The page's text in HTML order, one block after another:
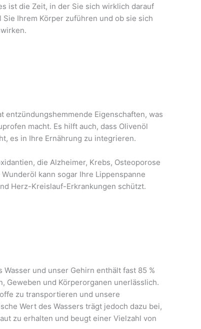
ist die Zeit, in der Sie sich wirklich darauf
Ihrem Körper zuführen und ob sie sich
entzündungshemmende Eigenschaften, was
macht. Es hilft auch, dass Olivenöl
es in Ihre Ernährung zu integrieren.
die Alzheimer, Krebs, Osteoporose
kann sogar Ihre Lippenspanne
Herz-Kreislauf-Erkrankungen schützt.
und unser Gehirn enthält fast 85 %
Geweben und Körperorganen unerlässlich.
zu transportieren und unsere
Wert des Wassers trägt jedoch dazu bei,
zu erhalten und beugt einer Vielzahl von